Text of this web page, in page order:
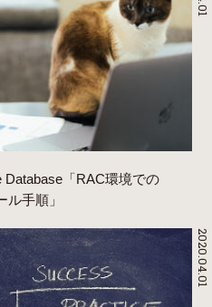
Database「RAC環境での
手順」
2020.04.01